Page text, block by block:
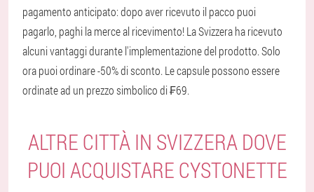
pagamento anticipato: dopo aver ricevuto il pacco puoi
pagarlo, paghi la merce al ricevimento! La Svizzera ha ricevuto
alcuni vantaggi durante l'implementazione del prodotto. Solo
ora puoi ordinare -50% di sconto. Le capsule possono essere
ordinate ad un prezzo simbolico di ₣69.
ALTRE CITTÀ IN SVIZZERA DOVE
PUOI ACQUISTARE CYSTONETTE